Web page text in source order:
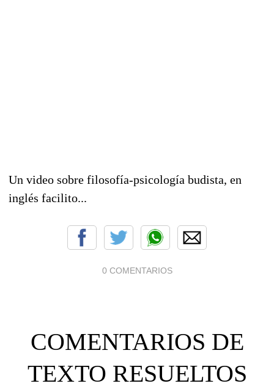
Un video sobre filosofía-psicología budista, en
inglés facilito...
0 COMENTARIOS
COMENTARIOS DE
TEXTO RESUELTOS